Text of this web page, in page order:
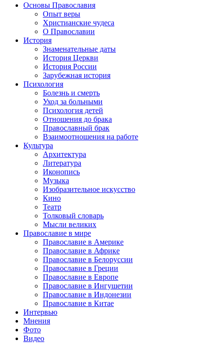
Основы Православия
Опыт веры
Христианские чудеса
О Православии
История
Знаменательные даты
История Церкви
История России
Зарубежная история
Психология
Болезнь и смерть
Уход за больными
Психология детей
Отношения до брака
Православный брак
Взаимоотношения на работе
Культура
Архитектура
Литература
Иконопись
Музыка
Изобразительное искусство
Кино
Театр
Толковый словарь
Мысли великих
Православие в мире
Православие в Америке
Православие в Африке
Православие в Белоруссии
Православие в Греции
Православие в Европе
Православие в Ингушетии
Православие в Индонезии
Православие в Китае
Интервью
Мнения
Фото
Видео